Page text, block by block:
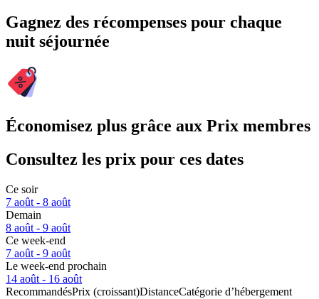
Gagnez des récompenses pour chaque
nuit séjournée
Économisez plus grâce aux Prix membres
Consultez les prix pour ces dates
Ce soir
7 août - 8 août
Demain
8 août - 9 août
Ce week-end
7 août - 9 août
Le week-end prochain
14 août - 16 août
RecommandésPrix (croissant)DistanceCatégorie d’hébergement